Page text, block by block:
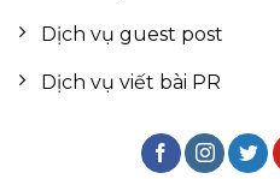
Dịch vụ guest post
Dịch vụ viết bài PR